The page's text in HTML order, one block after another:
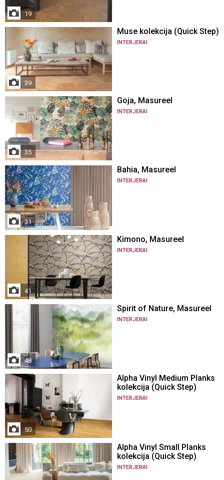
19
39
Muse kolekcija (Quick Step)
INTERJERAI
35
Goja, Masureel
INTERJERAI
31
Bahia, Masureel
INTERJERAI
41
Kimono, Masureel
INTERJERAI
48
Spirit of Nature, Masureel
INTERJERAI
50
Alpha Vinyl Medium Planks
kolekcija (Quick Step)
INTERJERAI
Alpha Vinyl Small Planks
kolekcija (Quick Step)
INTERJERAI